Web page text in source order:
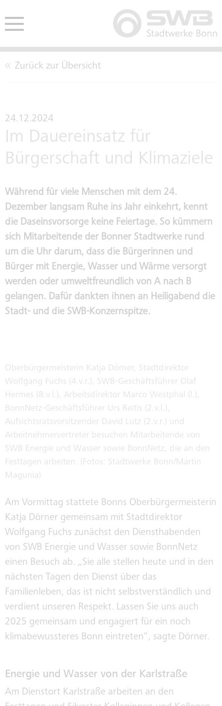
EINKAUFSBEDINGUNGEN
VERGABEGESETZ
FAHRZEUGVERKAUF
IMMOBILIENVERKAUF /
VERMIETUNG
LEITBILD
KENNZAHLEN
GESCHÄFTSFÜHRUNG
AUFSICHTSRÄTE
PUBLIC COPORATE GOVERNANCE
KODEX
SORGFALTSPFLICHTEN IN
LIEFERKETTEN
NACHHALTIGKEITSREPORT
KLIMAWERKE
KLIMABUS
KONZERNGESELLSCHAFTEN
SWB-KORRUPTIONSPRÄVENTION
INTEGRITÄT
HISTORIE
Zurück zur Übersicht
24.12.2024
Im Dauereinsatz für
Bürgerschaft und Klimaziele
Während für viele Menschen mit dem 24.
Dezember langsam Ruhe ins Jahr einkehrt, kennt
die Daseinsvorsorge keine Feiertage. So kümmern
sich Mitarbeitende der Bonner Stadtwerke rund
um die Uhr darum, dass die Bürgerinnen und
Bürger mit Energie, Wasser und Wärme versorgt
werden oder umweltfreundlich von A nach B
gelangen. Dafür dankten ihnen an Heiligabend die
Stadt- und die SWB-Konzernspitze.
Oberbürgermeisterin Katja Dörner, Stadtdirektor
Wolfgang Fuchs (4.v.r.), SWB-Geschäftsführer Olaf
Hermes (8.v.l.), Arbeitsdirektor Marco Westphal (l.),
BonnNetz-Geschäftsführer Urs Reitis (2.v.l.),
Aufsichtsratsvorsitzender David Lutz (2.v.r.) und
Arbeitnehmervertreter besuchen Mitarbeitende von
SWB Energie und Wasser sowie BonnNetz, die an den
Festtagen arbeiten. (Fotos: Stadtwerke Bonn/Martin
Magunia)
Am Vormittag stattete Bonns Oberbürgermeisterin
Katja Dörner gemeinsam mit Stadtdirektor
Wolfgang Fuchs zunächst den Diensthabenden
von SWB Energie und Wasser sowie BonnNetz
einen Besuch ab. „Sie alle stellen heute und in den
nächsten Tagen den Dienst über das
Familienleben, das ist nicht selbstverständlich und
verdient unseren Respekt. Lassen Sie uns auch
2025 gemeinsam und engagiert für ein noch
klimabewussteres Bonn eintreten“, sagte Dörner.
Energie und Wasser von der Karlstraße
Am Dienstort Karlstraße arbeiten an den